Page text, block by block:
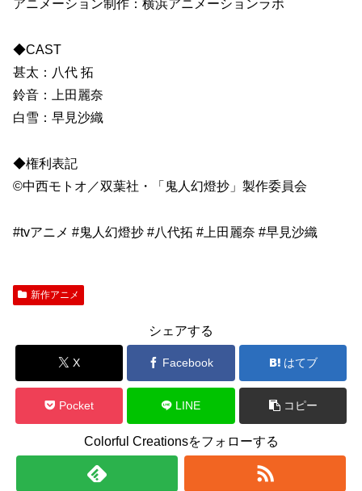
アニメーション制作：横浜アニメーションラボ
◆CAST
甚太：八代 拓
鈴音：上田麗奈
白雪：早見沙織
◆権利表記
©中西モトオ／双葉社・「鬼人幻燈抄」製作委員会
#tvアニメ #鬼人幻燈抄 #八代拓 #上田麗奈 #早見沙織
新作アニメ
シェアする
X Facebook はてブ
Pocket LINE コピー
Colorful Creationsをフォローする